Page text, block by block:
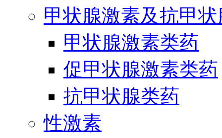
甲状腺激素及抗甲
甲状腺激素类药
促甲状腺激素类药
抗甲状腺类药
性激素